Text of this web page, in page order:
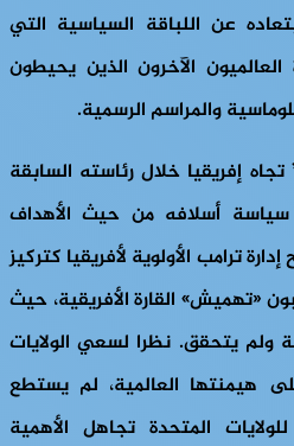
عن اللباقة السياسية التي
الآخرون الذين يحيطون
والمراسم الرسمية.
إفريقيا خلال رئاسته السابقة
أسلافه من حيث الأهداف
ترامب الأولوية لأفريقيا كتركيز
«تهميش» القارة الأفريقية، حيث
ولم يتحقق. نظرا لسعي الولايات
هيمنتها العالمية، لم يستطع
المتحدة تجاهل الأهمية